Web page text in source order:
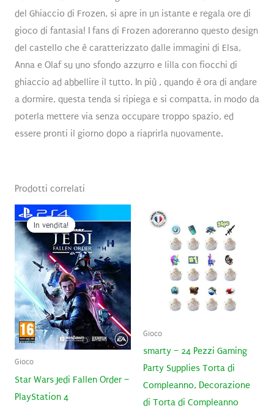
del Ghiaccio di Frozen, si apre in un istante e regala ore di
gioco di fantasia! I fans di Frozen adoreranno questo design
del castello che è caratterizzato dalle immagini di Elsa,
Anna e Olaf su uno sfondo azzurro e lilla con fiocchi di
ghiaccio ad abbellire il tutto. In più , quando è ora di andare
a dormire, questa tenda si ripiega e si compatta, in modo da
poterla mettere via senza occupare troppo spazio, ed
essere pronti il giorno dopo a riaprirla nuovamente.
Prodotti correlati
In vendita!
In vendita!
Gioco
Star Wars Jedi Fallen Order –
PlayStation 4
Gioco
smarty – 24 Pezzi Gaming
Party Supplies Torta di
Compleanno, Decorazione
di Torta di Compleanno